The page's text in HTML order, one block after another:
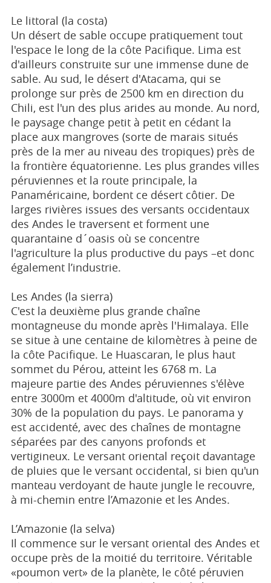
Le littoral (la costa)
Un désert de sable occupe pratiquement tout
l'espace le long de la côte Pacifique. Lima est
d'ailleurs construite sur une immense dune de
sable. Au sud, le désert d'Atacama, qui se
prolonge sur près de 2500 km en direction du
Chili, est l'un des plus arides au monde. Au nord,
le paysage change petit à petit en cédant la
place aux mangroves (sorte de marais situés
près de la mer au niveau des tropiques) près de
la frontière équatorienne. Les plus grandes villes
péruviennes et la route principale, la
Panaméricaine, bordent ce désert côtier. De
larges rivières issues des versants occidentaux
des Andes le traversent et forment une
quarantaine d´oasis où se concentre
l'agriculture la plus productive du pays –et donc
également l’industrie.
Les Andes (la sierra)
C'est la deuxième plus grande chaîne
montagneuse du monde après l'Himalaya. Elle
se situe à une centaine de kilomètres à peine de
la côte Pacifique. Le Huascaran, le plus haut
sommet du Pérou, atteint les 6768 m. La
majeure partie des Andes péruviennes s'élève
entre 3000m et 4000m d'altitude, où vit environ
30% de la population du pays. Le panorama y
est accidenté, avec des chaînes de montagne
séparées par des canyons profonds et
vertigineux. Le versant oriental reçoit davantage
de pluies que le versant occidental, si bien qu'un
manteau verdoyant de haute jungle le recouvre,
à mi-chemin entre l’Amazonie et les Andes.
L’Amazonie (la selva)
Il commence sur le versant oriental des Andes et
occupe près de la moitié du territoire. Véritable
«poumon vert» de la planète, le côté péruvien